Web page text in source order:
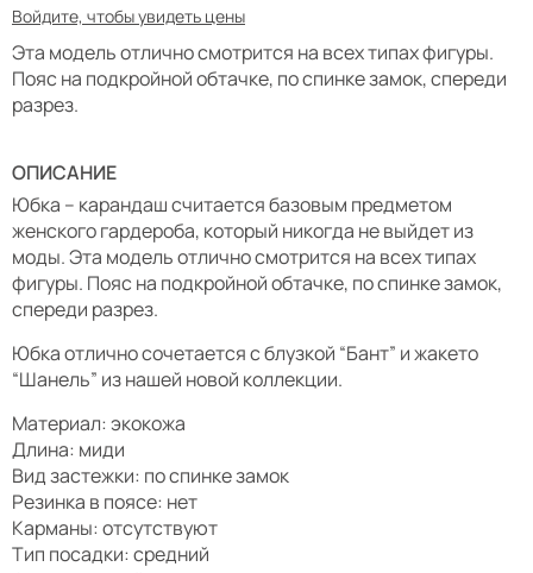
Войдите, чтобы увидеть цены
Эта модель отлично смотрится на всех типах фигуры.
Пояс на подкройной обтачке, по спинке замок, спереди
разрез.
ОПИСАНИЕ
Юбка – карандаш считается базовым предметом
женского гардероба, который никогда не выйдет из
моды. Эта модель отлично смотрится на всех типах
фигуры. Пояс на подкройной обтачке, по спинке замок,
спереди разрез.
Юбка отлично сочетается с блузкой “Бант” и жакето
“Шанель” из нашей новой коллекции.
Материал: экокожа
Длина: миди
Вид застежки: по спинке замок
Резинка в поясе: нет
Карманы: отсутствуют
Тип посадки: средний